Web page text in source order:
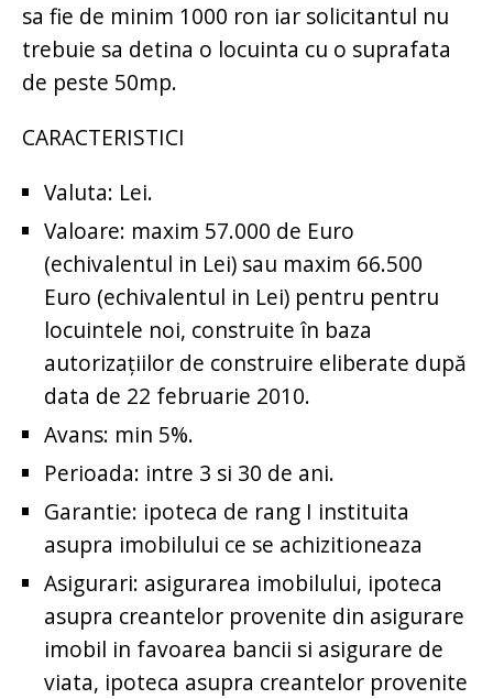
sa fie de minim 1000 ron iar solicitantul nu
trebuie sa detina o locuinta cu o suprafata
de peste 50mp.
CARACTERISTICI
Valuta: Lei.
Valoare: maxim 57.000 de Euro
(echivalentul in Lei) sau maxim 66.500
Euro (echivalentul in Lei) pentru pentru
locuintele noi, construite în baza
autorizaţiilor de construire eliberate după
data de 22 februarie 2010.
Avans: min 5%.
Perioada: intre 3 si 30 de ani.
Garantie: ipoteca de rang I instituita
asupra imobilului ce se achizitioneaza
Asigurari: asigurarea imobilului, ipoteca
asupra creantelor provenite din asigurare
imobil in favoarea bancii si asigurare de
viata, ipoteca asupra creantelor provenite